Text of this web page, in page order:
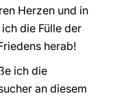
Herzen und in
die Fülle der
herab!
ich die
an diesem